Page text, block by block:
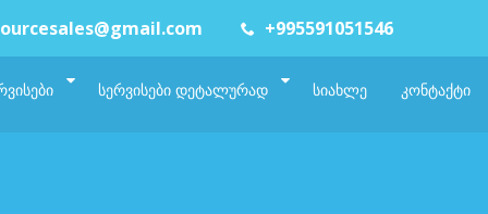
+995591051546
ᲡᲔᲠᲕᲘᲡᲔᲑᲘ ᲓᲔᲢᲐᲚᲣᲠᲐᲓ ᲡᲘᲐᲮᲚᲔ ᲙᲝᲜᲢᲐᲥᲢᲘ